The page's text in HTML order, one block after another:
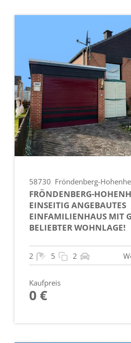
58730 Fröndenberg-
FRÖNDENBERG-
EINSEITIG ANGEBAUTES
EINFAMILIENHAUS MIT
BELIEBTER WOHNLAGE!
2 5 2
Kaufpreis
0 €